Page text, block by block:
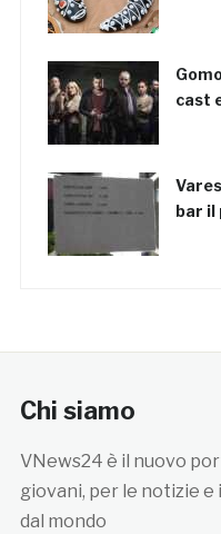
cast
bar il
Chi siamo
VNews24 è il nuovo
giovani, per le notizie e
dal mondo